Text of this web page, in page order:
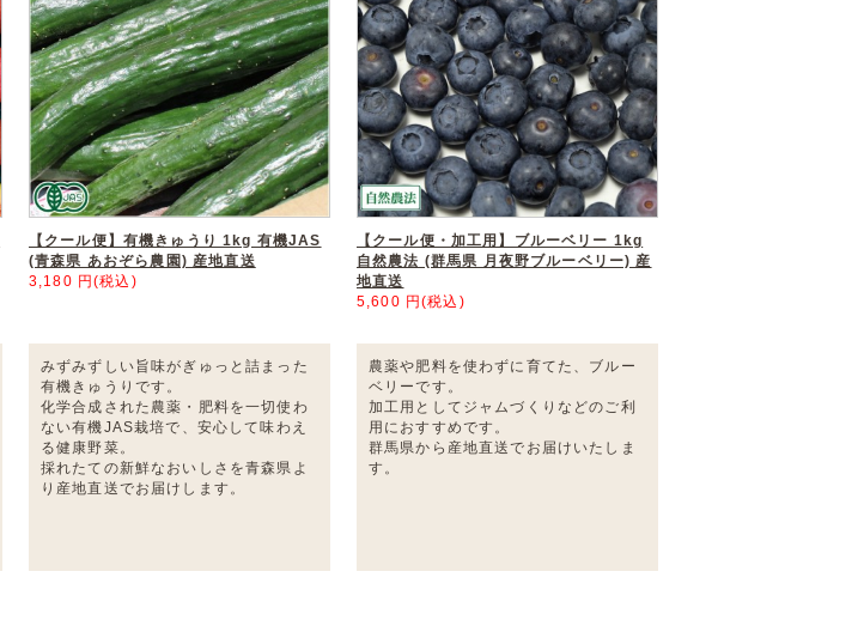
【クール便】有機きゅうり 1kg 有機JAS
(青森県 あおぞら農園) 産地直送
3,180 円(税込)
みずみずしい旨味がぎゅっと詰まった
有機きゅうりです。
化学合成された農薬・肥料を一切使わ
ない有機JAS栽培で、安心して味わえ
る健康野菜。
採れたての新鮮なおいしさを青森県よ
り産地直送でお届けします。
【クール便・加工用】ブルーベリー 1kg
自然農法 (群馬県 月夜野ブルーベリー) 産
地直送
5,600 円(税込)
農薬や肥料を使わずに育てた、ブルー
ベリーです。
加工用としてジャムづくりなどのご利
用におすすめです。
群馬県から産地直送でお届けいたしま
す。